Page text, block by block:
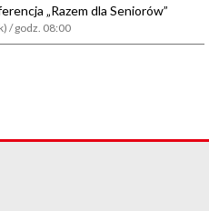
„Razem dla Seniorów”
/ godz. 08:00